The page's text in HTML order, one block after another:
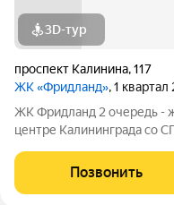
3D-тур
проспект Калинина,117
ЖК «Фридланд», 1
ЖК Фридланд 2 очередь -
центре Калининграда со
собственной сервисной
квартирами и сдачи их в
Позвонить